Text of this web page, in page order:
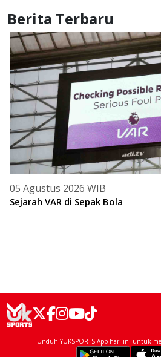
Berita Terbaru
05 Agustus 2026 WIB
Sejarah VAR di Sepak Bola
Unduh YUKSPORTS App hari ini untuk